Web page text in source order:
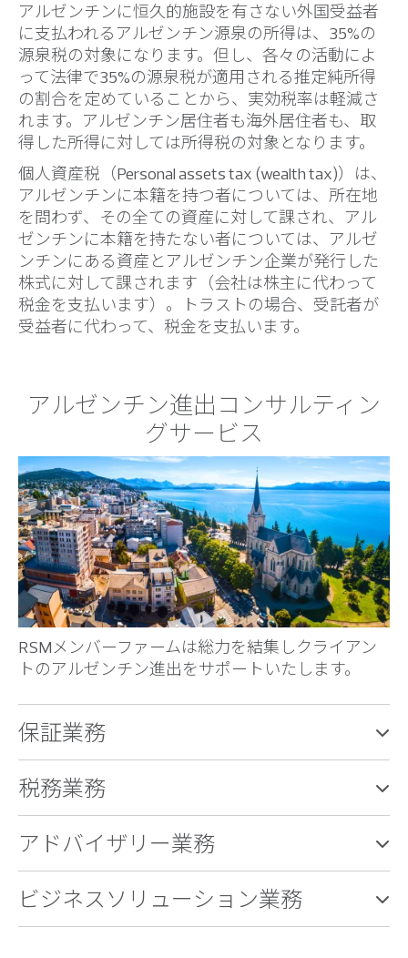
アルゼンチンに恒久的施設を有さない外国受益者
に支払われるアルゼンチン源泉の所得は、35%の
源泉税の対象になります。但し、各々の活動によ
って法律で35%の源泉税が適用される推定純所得
の割合を定めていることから、実効税率は軽減さ
れます。アルゼンチン居住者も海外居住者も、取
得した所得に対しては所得税の対象となります。
個人資産税（Personal assets tax (wealth tax)）は、
アルゼンチンに本籍を持つ者については、所在地
を問わず、その全ての資産に対して課され、アル
ゼンチンに本籍を持たない者については、アルゼ
ンチンにある資産とアルゼンチン企業が発行した
株式に対して課されます（会社は株主に代わって
税金を支払います）。トラストの場合、受託者が
受益者に代わって、税金を支払います。
アルゼンチン進出コンサルティン
グサービス
RSMメンバーファームは総力を結集しクライアン
トのアルゼンチン進出をサポートいたします。
保証業務
税務業務
アドバイザリー業務
ビジネスソリューション業務